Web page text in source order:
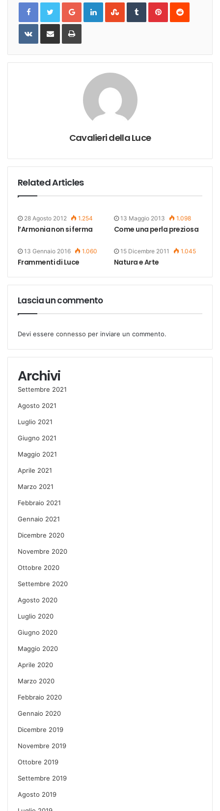
Google+LinkedInStumbleUpon
TumblrPinterestReddit
VKontakteShare
Email
Print
Cavalieri della Luce
Related Articles
28 Agosto 2012 1.254
l’Armonia non si ferma
13 Maggio 2013 1.098
Come una perla preziosa
13 Gennaio 2016 1.060
Frammenti di Luce
15 Dicembre 2011 1.045
Natura e Arte
Lascia un commento
Devi essere connesso per inviare un commento.
Archivi
Settembre 2021
Agosto 2021
Luglio 2021
Giugno 2021
Maggio 2021
Aprile 2021
Marzo 2021
Febbraio 2021
Gennaio 2021
Dicembre 2020
Novembre 2020
Ottobre 2020
Settembre 2020
Agosto 2020
Luglio 2020
Giugno 2020
Maggio 2020
Aprile 2020
Marzo 2020
Febbraio 2020
Gennaio 2020
Dicembre 2019
Novembre 2019
Ottobre 2019
Settembre 2019
Agosto 2019